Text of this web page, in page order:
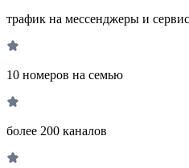
трафик на мессенджеры и
10 номеров на семью
более 200 каналов